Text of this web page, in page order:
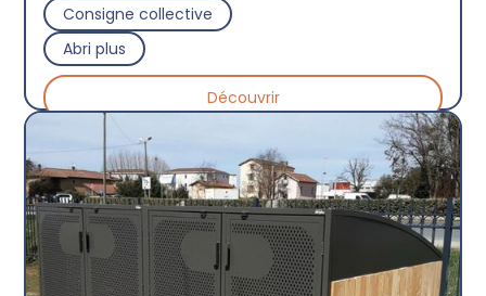
Consigne collective
Abri plus
Découvrir